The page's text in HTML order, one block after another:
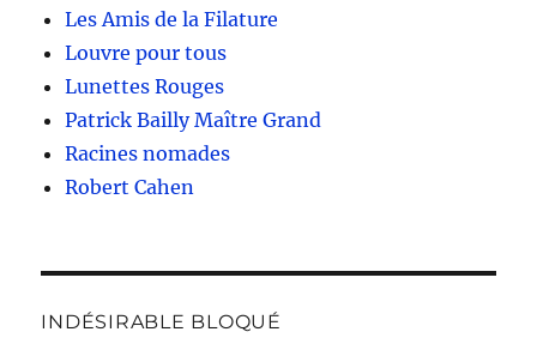
Les Amis de la Filature
Louvre pour tous
Lunettes Rouges
Patrick Bailly Maître Grand
Racines nomades
Robert Cahen
INDÉSIRABLE BLOQUÉ